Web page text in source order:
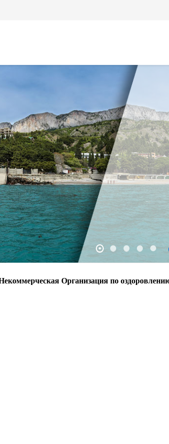
Организация по